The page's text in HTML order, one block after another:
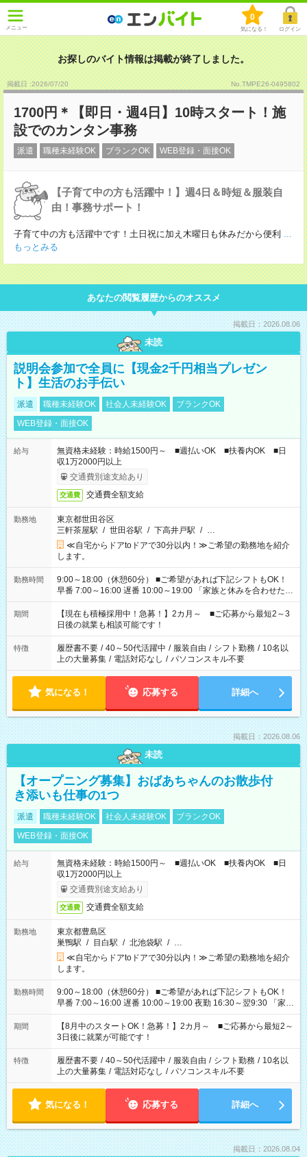
メニュー
0
気になる！ ログイン
お探しのバイト情報は掲載が終了しました。
掲載日 :2026/07/20 No.TMPE26-0495802
1700円＊【即日・週4日】10時スタート！施
設でのカンタン事務
派遣 職種未経験OK ブランクOK WEB登録・面接OK
【子育て中の方も活躍中！】週4日＆時短＆服装自
由！事務サポート！
子育て中の方も活躍中です！土日祝に加え木曜日も休みだから便利 ...
もっとみる
あなたの閲覧履歴からのオススメ
掲載日：2026.08.06
未読
説明会参加で全員に【現金2千円相当プレゼン
ト】生活のお手伝い
派遣 職種未経験OK 社会人未経験OK
ブランクOK
WEB登録・面接OK
給与
無資格未経験：時給1500円～ ■週払いOK ■扶養内OK ■日
収1万2000円以上
交通費別途支給あり
交通費 交通費全額支給
勤務地
東京都世田谷区
三軒茶屋駅 / 世田谷駅 / 下高井戸駅 / …
≪自宅からドアtoドアで30分以内！≫ご希望の勤務地を紹介
します。
勤務時間
9:00～18:00（休憩60分） ■ご希望があれば下記シフトもOK！
早番 7:00～16:00 遅番 10:00～19:00 「家族と休みを合わせた
い」 「余裕を持って夕飯の準備がしたい」 「できれば残業はし
たくない」 など、ご希望を教えてくださいね。 ※Wワーク希望
の方へ 今ご覧のお仕事で希望する勤務時間と、もう1つのお仕事
の勤務時間。 合計で週40時間を超える場合は応募できません。
期間
【現在も積極採用中！急募！】2カ月～ ■ご応募から最短2～3
日後の就業も相談可能です！
特徴 履歴書不要 / 40～50代活躍中 / 服装自由 / シフト勤務 / 10名以
上の大量募集 / 電話対応なし / パソコンスキル不要
気になる！ 応募する 詳細へ
掲載日：2026.08.06
未読
【オープニング募集】おばあちゃんのお散歩付
き添いも仕事の1つ
派遣 職種未経験OK 社会人未経験OK
ブランクOK
WEB登録・面接OK
給与
無資格未経験：時給1500円～ ■週払いOK ■扶養内OK ■日
収1万2000円以上
交通費別途支給あり
交通費 交通費全額支給
勤務地
東京都豊島区
巣鴨駅 / 目白駅 / 北池袋駅 / …
≪自宅からドアtoドアで30分以内！≫ご希望の勤務地を紹介
します。
勤務時間
9:00～18:00（休憩60分） ■ご希望があれば下記シフトもOK！
早番 7:00～16:00 遅番 10:00～19:00 夜勤 16:30～翌9:30 「家族
と休みを合わせたい」 「余裕を持って夕飯の準備がしたい」
「できれば残業はしたくない」 など、ご希望を教えてください
ね。 ※Wワーク希望の方へ 今ご覧のお仕事で希望する勤務時間
と、もう1つのお仕事の勤務時間。 合計で週40時間を超える場
合は応募できません。
期間
【8月中のスタートOK！急募！】2カ月～ ■ご応募から最短2～
3日後に就業が可能です！
特徴 履歴書不要 / 40～50代活躍中 / 服装自由 / シフト勤務 / 10名以
上の大量募集 / 電話対応なし / パソコンスキル不要
気になる！ 応募する 詳細へ
掲載日：2026.08.04